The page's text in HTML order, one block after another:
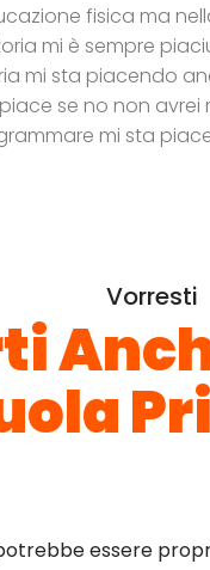
fisica ma
mi è sempre
mi sta piacendo
se no non
mi sta
Vorresti
essere